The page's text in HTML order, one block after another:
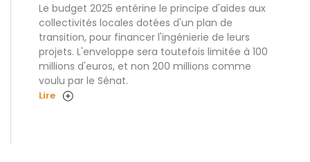
Le budget 2025 entérine le principe d'aides aux
collectivités locales dotées d'un plan de
transition, pour financer l'ingénierie de leurs
projets. L'enveloppe sera toutefois limitée à 100
millions d'euros, et non 200 millions comme
voulu par le Sénat.
Lire